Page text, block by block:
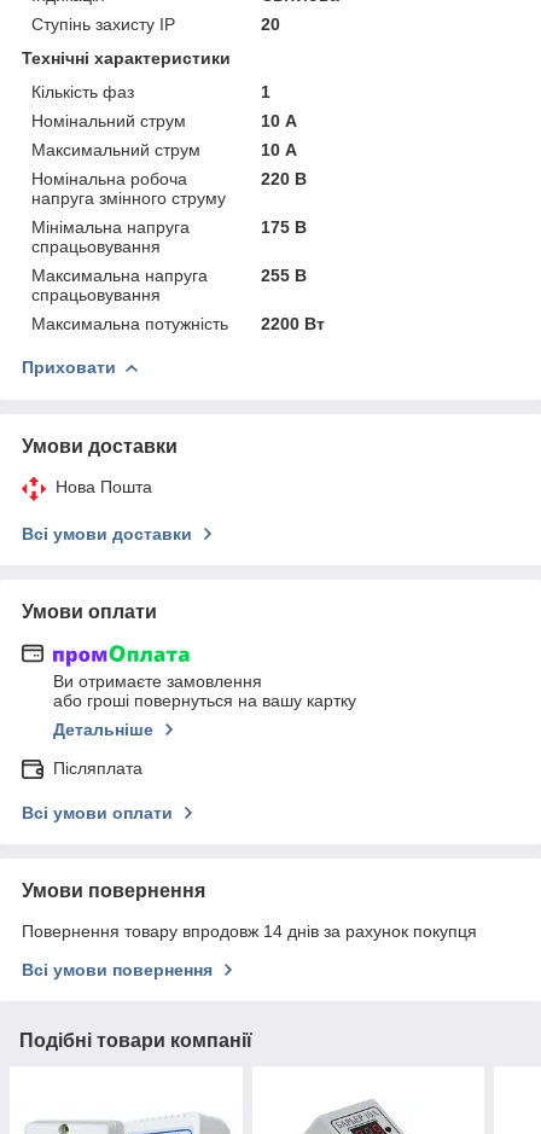
Ступінь захисту IP
20
Технічні характеристики
Кількість фаз
1
Номінальний струм
10 А
Максимальний струм
10 А
Номінальна робоча
напруга змінного струму
220 В
Мінімальна напруга
спрацьовування
175 В
Максимальна напруга
спрацьовування
255 В
Максимальна потужність 2200 Вт
Приховати
Умови доставки
Нова Пошта
Всі умови доставки
Умови оплати
Ви отримаєте замовлення
або гроші повернуться на вашу картку
Детальніше
Післяплата
Всі умови оплати
Умови повернення
Повернення товару впродовж 14 днів за рахунок покупця
Всі умови повернення
Подібні товари компанії